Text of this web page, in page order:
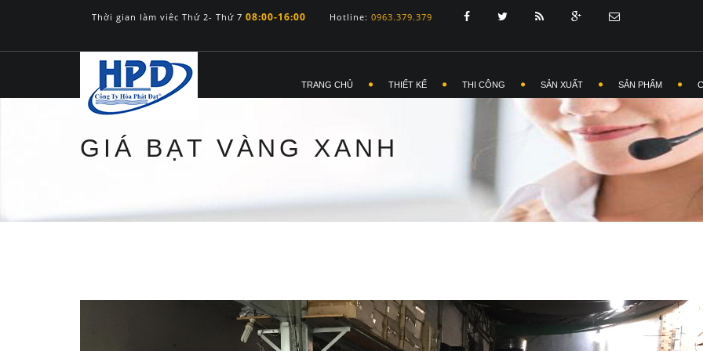
Thời gian làm viêc Thứ 2- Thứ 7 08:00-16:00 Hotline: 0963.379.379
TRANG CHỦ THIẾT KẾ THI CÔNG SẢN XUẤT SẢN PHẨM
GIÁ BẠT VÀNG XANH